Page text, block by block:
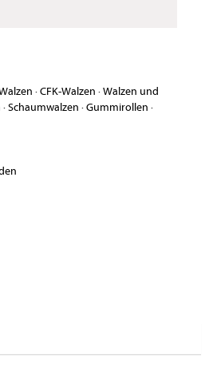
·CFK-Walzen ·Walzen und
·Schaumwalzen ·Gummirollen ·